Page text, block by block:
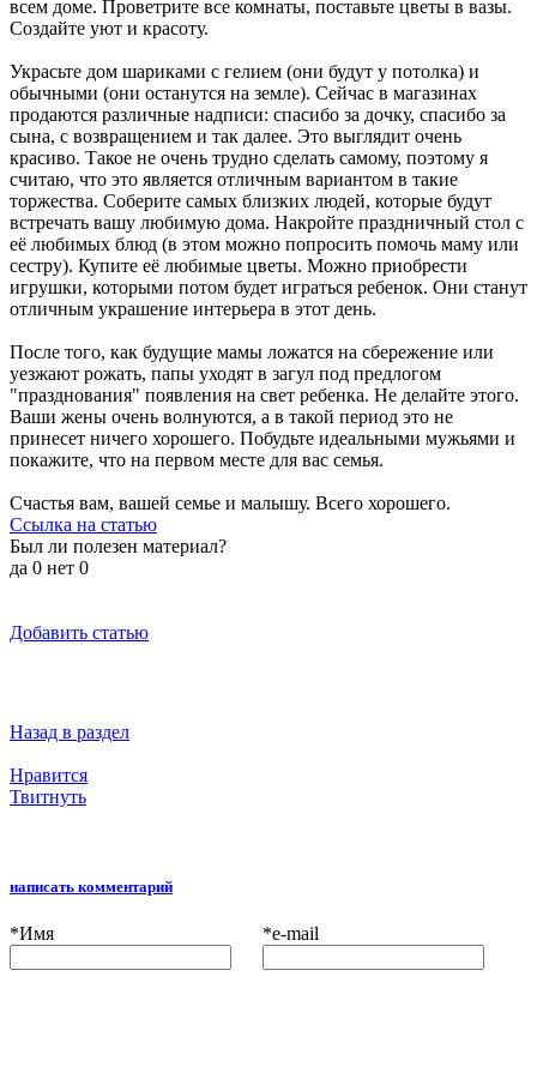
всем доме. Проветрите все комнаты, поставьте цветы в вазы.
Создайте уют и красоту.
Украсьте дом шариками с гелием (они будут у потолка) и
обычными (они останутся на земле). Сейчас в магазинах
продаются различные надписи: спасибо за дочку, спасибо за
сына, с возвращением и так далее. Это выглядит очень
красиво. Такое не очень трудно сделать самому, поэтому я
считаю, что это является отличным вариантом в такие
торжества. Соберите самых близких людей, которые будут
встречать вашу любимую дома. Накройте праздничный стол с
её любимых блюд (в этом можно попросить помочь маму или
сестру). Купите её любимые цветы. Можно приобрести
игрушки, которыми потом будет играться ребенок. Они станут
отличным украшение интерьера в этот день.
После того, как будущие мамы ложатся на сбережение или
уезжают рожать, папы уходят в загул под предлогом
"празднования" появления на свет ребенка. Не делайте этого.
Ваши жены очень волнуются, а в такой период это не
принесет ничего хорошего. Побудьте идеальными мужьями и
покажите, что на первом месте для вас семья.
Счастья вам, вашей семье и малышу. Всего хорошего.
Ссылка на статью
Был ли полезен материал?
да 0 нет 0
Добавить статью
Назад в раздел
Нравится
Твитнуть
написать комментарий
*Имя *e-mail